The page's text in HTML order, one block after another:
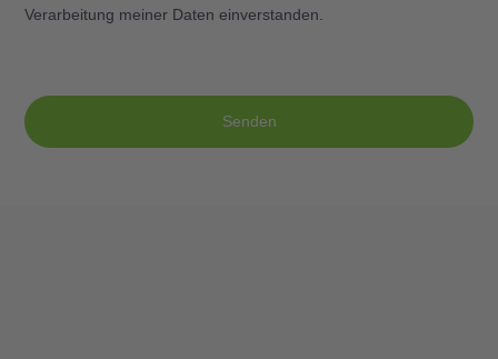
Verarbeitung meiner Daten einverstanden.
Senden